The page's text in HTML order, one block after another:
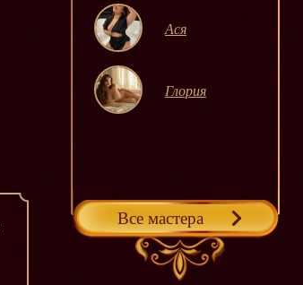
Ася
Глория
Все мастера